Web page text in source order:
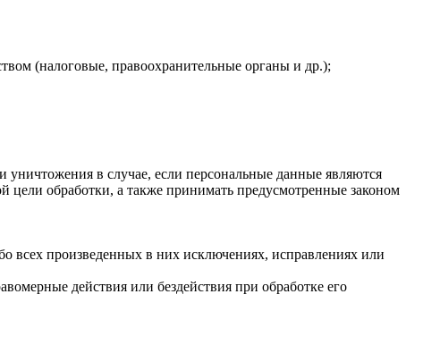
(налоговые, правоохранительные органы и др.);
в случае, если персональные данные являются
обработки, а также принимать предусмотренные законом
всех произведенных в них исключениях, исправлениях или
действия или бездействия при обработке его